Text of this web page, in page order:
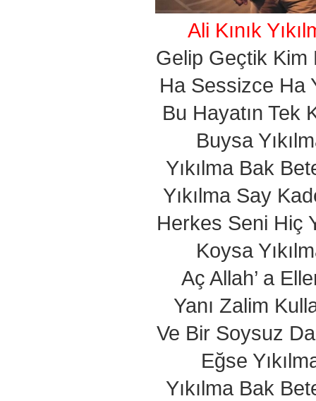
Ali Kınık
Gelip Geçtik Kim
Ha Sessizce Ha
Bu Hayatın Tek
Buysa
Yıkılma Bak
Yıkılma Say
Herkes Seni Hiç
Koysa
Aç Allah’ a
Yanı Zalim
Ve Bir Soysuz
Eğse
Yıkılma Bak